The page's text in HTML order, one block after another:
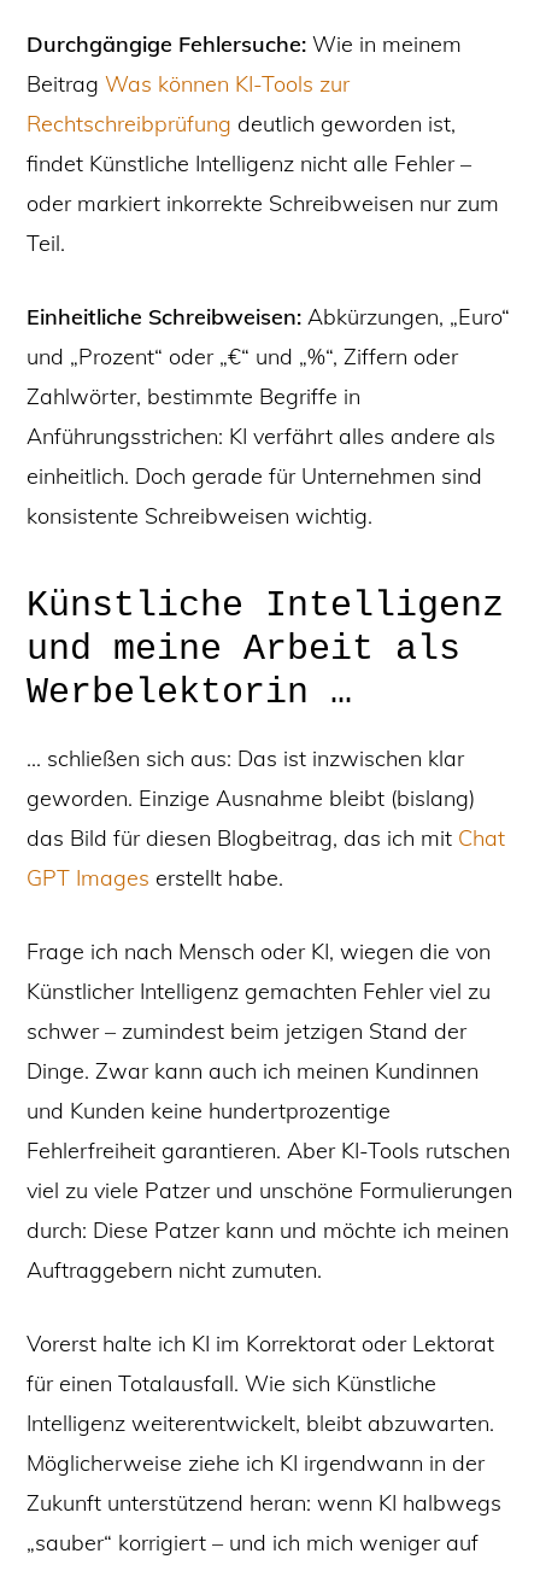
Durchgängige Fehlersuche: Wie in meinem
BeitragWas können KI-Tools zur
Rechtschreibprüfung deutlich geworden ist,
findet Künstliche Intelligenz nicht alle Fehler –
oder markiert inkorrekte Schreibweisen nur zum
Teil.
Einheitliche Schreibweisen: Abkürzungen, „Euro“
und „Prozent“ oder „€“ und „%“, Ziffern oder
Zahlwörter, bestimmte Begriffe in
Anführungsstrichen: KI verfährt alles andere als
einheitlich. Doch gerade für Unternehmen sind
konsistente Schreibweisen wichtig.
Künstliche Intelligenz
und meine Arbeit als
Werbelektorin …
… schließen sich aus: Das ist inzwischen klar
geworden. Einzige Ausnahme bleibt (bislang)
das Bild für diesen Blogbeitrag, das ich mit Chat
GPT Images erstellt habe.
Frage ich nach Mensch oder KI, wiegen die von
Künstlicher Intelligenz gemachten Fehler viel zu
schwer – zumindest beim jetzigen Stand der
Dinge. Zwar kann auch ich meinen Kundinnen
und Kunden keine hundertprozentige
Fehlerfreiheit garantieren. Aber KI-Tools rutschen
viel zu viele Patzer und unschöne Formulierungen
durch: Diese Patzer kann und möchte ich meinen
Auftraggebern nicht zumuten.
Vorerst halte ich KI im Korrektorat oder Lektorat
für einen Totalausfall. Wie sich Künstliche
Intelligenz weiterentwickelt, bleibt abzuwarten.
Möglicherweise ziehe ich KI irgendwann in der
Zukunft unterstützend heran: wenn KI halbwegs
„sauber“ korrigiert – und ich mich weniger auf